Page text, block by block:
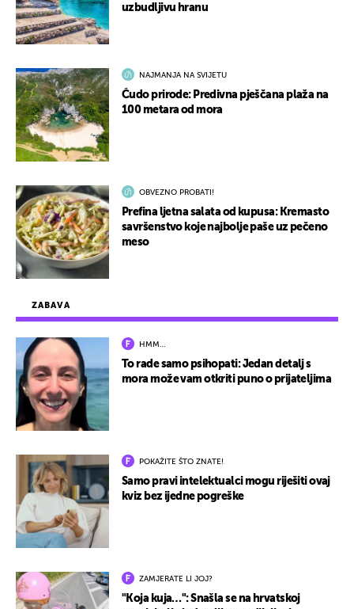
ZABAVA
HMM…
To rade samo psihopati: Jedan detalj s
mora može vam otkriti puno o prijateljima
POKAŽITE ŠTO ZNATE!
Samo pravi intelektualci mogu riješiti ovaj
kviz bez ijedne pogreške
ZAMJERATE LI JOJ?
"Koja kuja…": Snašla se na hrvatskoj
uzbudljivu hranu
NAJMANJA NA SVIJETU
Čudo prirode: Predivna pješčana plaža na
100 metara od mora
OBVEZNO PROBATI!
Prefina ljetna salata od kupusa: Kremasto
savršenstvo koje najbolje paše uz pečeno
meso